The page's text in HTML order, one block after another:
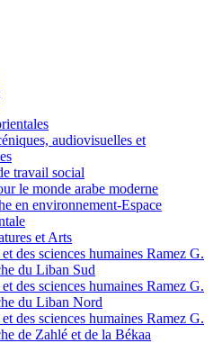
audiovisuelles et
travail social
le monde arabe moderne
en environnement-Espace
et Arts
des sciences humaines Ramez G.
du Liban Sud
des sciences humaines Ramez G.
du Liban Nord
des sciences humaines Ramez G.
de Zahlé et de la Békaa